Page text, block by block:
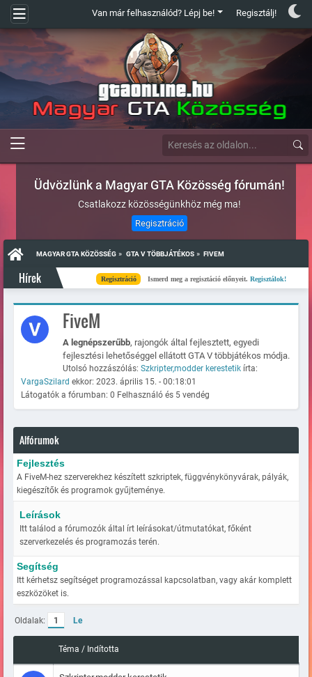
Van már felhasználód? Lépj be! Regisztálj!
Üdvözlünk a Magyar GTA Közösség fórumán!
Csatlakozz közösségünkhöz még ma!
Regisztráció
MAGYAR GTA KÖZÖSSÉG » GTA V TÖBBJÁTÉKOS » FIVEM
Hírek Regisztráció Ismerd meg a regisztáció előnyeit.Regisztálok!
FiveM
A legnépszerűbb, rajongók által fejlesztett, egyedi
fejlesztési lehetőséggel ellátott GTA V többjátékos módja.
Utolsó hozzászólás: Szkripter,modder kerestetik írta:
VargaSzilard ekkor: 2023. április 15. - 00:18:01
Látogatók a fórumban: 0 Felhasználó és 5 vendég
Alfórumok
Fejlesztés
A FiveM-hez szerverekhez készített szkriptek, függvénykönyvárak, pályák,
kiegészítők és programok gyűjteménye.
Leírások
Itt találod a fórumozók által írt leírásokat/útmutatókat, főként
szerverkezelés és programozás terén.
Segítség
Itt kérhetsz segítséget programozással kapcsolatban, vagy akár komplett
eszközöket is.
Oldalak: 1 Le
Téma / Indította